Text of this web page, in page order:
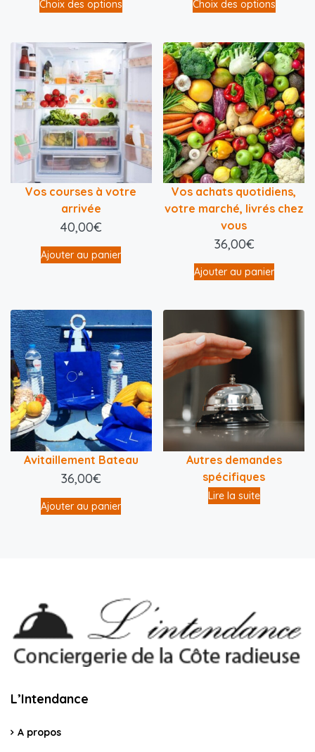
Choix des options Choix des options
Vos courses à votre
arrivée
40,00€
Ajouter au panier
Vos achats quotidiens,
votre marché, livrés chez
vous
36,00€
Ajouter au panier
Avitaillement Bateau
36,00€
Ajouter au panier
Autres demandes
spécifiques
Lire la suite
L’Intendance
A propos